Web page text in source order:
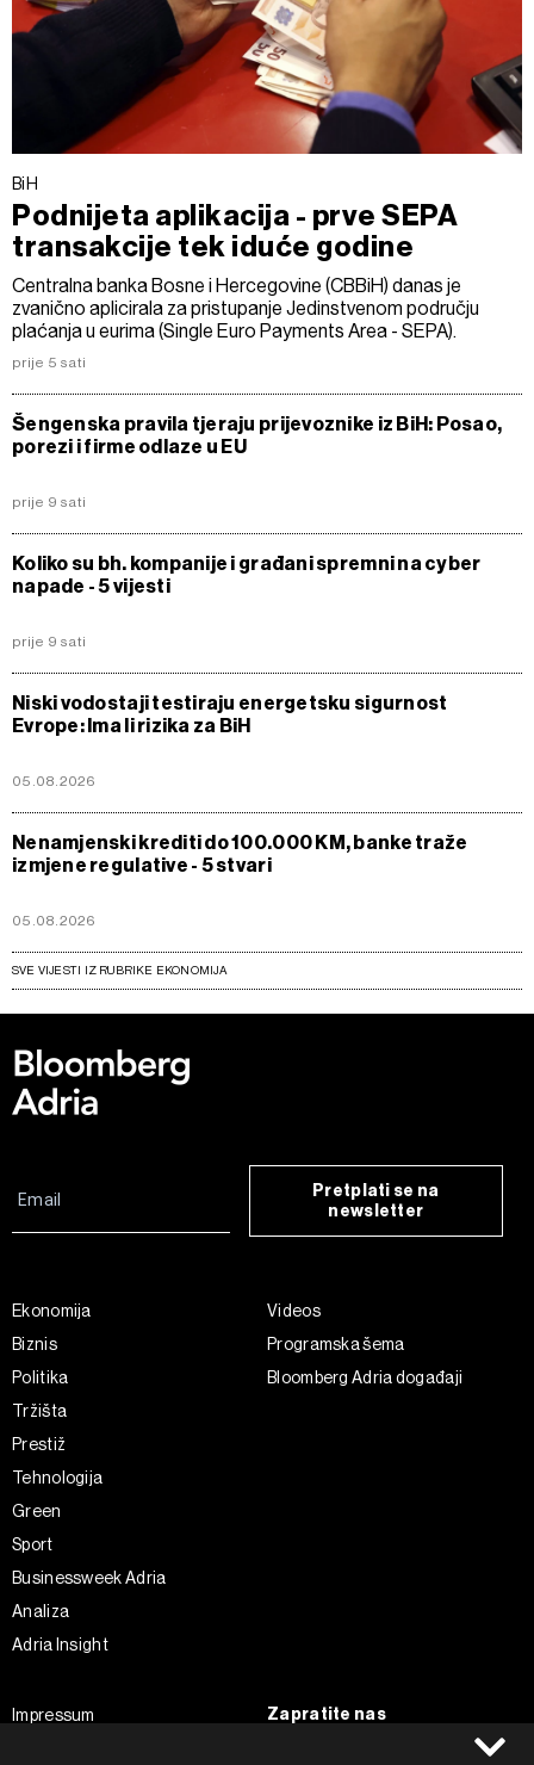
BiH
Podnijeta aplikacija - prve SEPA
transakcije tek iduće godine
Centralna banka Bosne i Hercegovine (CBBiH) danas je
zvanično aplicirala za pristupanje Jedinstvenom području
plaćanja u eurima (Single Euro Payments Area - SEPA).
prije 5 sati
Šengenska pravila tjeraju prijevoznike iz BiH: Posao,
porezi i firme odlaze u EU
prije 9 sati
Koliko su bh. kompanije i građani spremni na cyber
napade - 5 vijesti
prije 9 sati
Niski vodostaji testiraju energetsku sigurnost
Evrope: Ima li rizika za BiH
05.08.2026
Nenamjenski krediti do 100.000 KM, banke traže
izmjene regulative - 5 stvari
05.08.2026
SVE VIJESTI IZ RUBRIKE EKONOMIJA
Pretplati se na
newsletter
Ekonomija
Biznis
Politika
Tržišta
Prestiž
Tehnologija
Green
Sport
Businessweek Adria
Analiza
Adria Insight
Videos
Programska šema
Bloomberg Adria događaji
Impressum
Zapratite nas